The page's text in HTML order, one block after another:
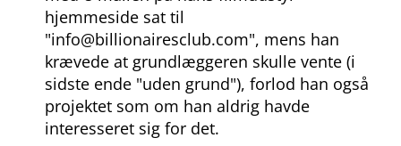
hjemmeside sat til
info@billionairesclub.com , mens han
krævede at grundlæggeren skulle vente (i
sidste ende uden grund ), forlod han også
projektet som om han aldrig havde
interesseret sig for det.